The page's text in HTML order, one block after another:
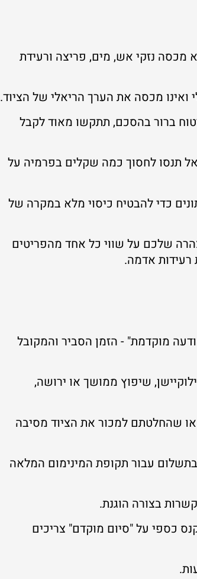
מכסה נזקי אש, מים, פריצה ורעידת
ואינו מכסה את הערך הריאלי של הציוד.
ברור בהסכם, תתקשו מאוד לקבל
תנסו לחסוך כמה שקלים בפרמיה על
כדי להבטיח כיסוי מלא במקרה של
שלכם על שווי כל אחד מהפריטים
רעידות אדמה.
מוקדמת" - הזמן הסביר והמקובל
שיפוץ ממושך או ירושה,
שהחלטתם למכור את הציוד מסיבה
עבור תקופת המינימום המלאה
בצורה הוגנת.
כספי על "סיום מוקדם" צריכים